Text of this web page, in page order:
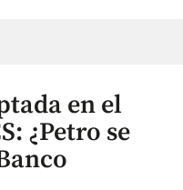
en el
¿Petro se